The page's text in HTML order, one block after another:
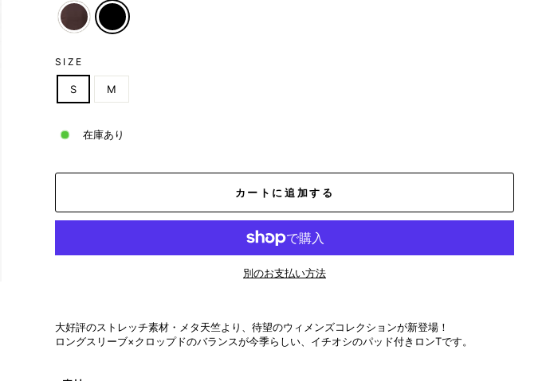
SIZE
S M
在庫あり
カートに追加する
別のお支払い方法
大好評のストレッチ素材・メタ天竺より、待望のウィメンズコレクションが新登場！
ロングスリーブ×クロップドのバランスが今季らしい、イチオシのパッド付きロンTです。